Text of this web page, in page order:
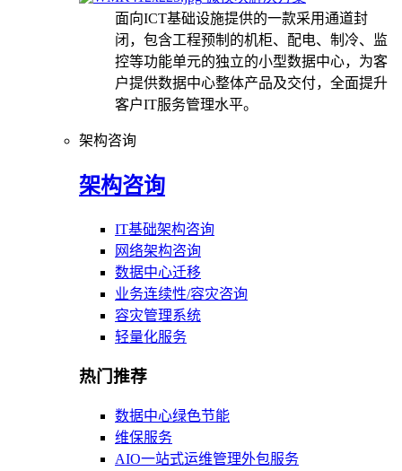
面向ICT基础设施提供的一款采用通道封
闭，包含工程预制的机柜、配电、制冷、监
控等功能单元的独立的小型数据中心，为客
户提供数据中心整体产品及交付，全面提升
客户IT服务管理水平。
架构咨询
架构咨询
IT基础架构咨询
网络架构咨询
数据中心迁移
业务连续性/容灾咨询
容灾管理系统
轻量化服务
热门推荐
数据中心绿色节能
维保服务
AIO一站式运维管理外包服务